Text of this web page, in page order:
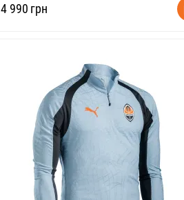
‍4 990‍ грн